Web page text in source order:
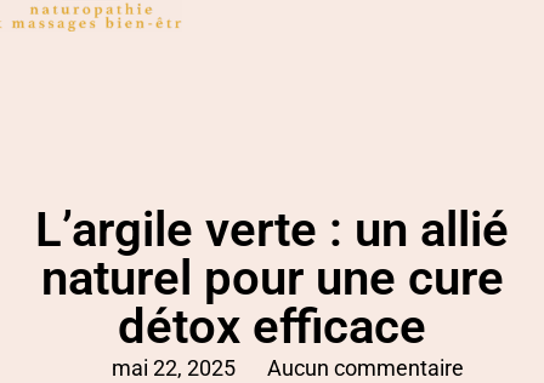
L’argile verte : un allié
naturel pour une cure
détox efficace
mai 22, 2025 Aucun commentaire